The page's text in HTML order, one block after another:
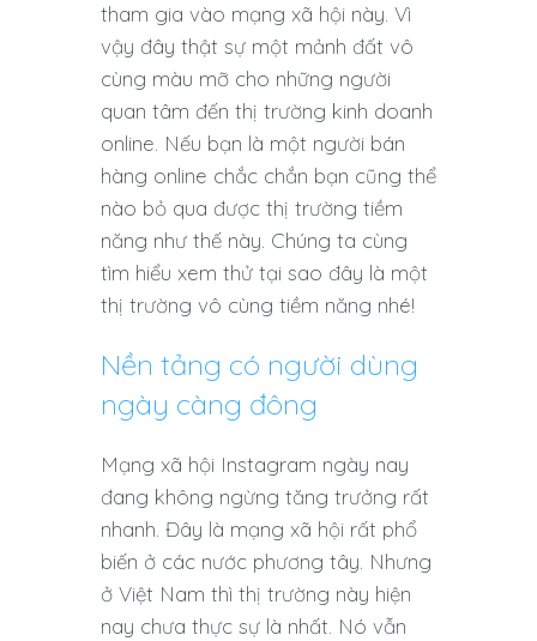
tham gia vào mạng xã hội này. Vì
vậy đây thật sự một mảnh đất vô
cùng màu mỡ cho những người
quan tâm đến thị trường kinh doanh
online. Nếu bạn là một người bán
hàng online chắc chắn bạn cũng thể
nào bỏ qua được thị trường tiềm
năng như thế này. Chúng ta cùng
tìm hiểu xem thử tại sao đây là một
thị trường vô cùng tiềm năng nhé!
Nền tảng có người dùng
ngày càng đông
Mạng xã hội Instagram ngày nay
đang không ngừng tăng trưởng rất
nhanh. Đây là mạng xã hội rất phổ
biến ở các nước phương tây. Nhưng
ở Việt Nam thì thị trường này hiện
nay chưa thực sự là nhất. Nó vẫn